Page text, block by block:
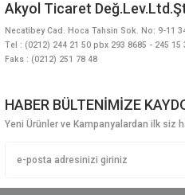
Akyol Ticaret
Necatibey Cad. Hoca Tahsin Sok. No: 9-11
Tel : (0212) 244 21 50 pbx 293 8685 - 245 15
Faks : (0212) 251 78 48
HABER BÜLTENİMİZE
Yeni Ürünler ve Kampanyalardan ilk siz